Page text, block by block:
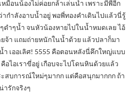
มือนน้องไม่ค่อยกล้าเล่นน้ำ เพราะมีพี่อีก
กำลังอาบน้ำอยู่ พอพี่ทองคำเดินไปแล้วนี่รู้
ดำๆน้ำ จนหัวน้องหายไปในน้ำหมดเลย ไอ้
ยจ้า แถมถ่ายหนักในน้ำด้วย แล้วปลาก็มา
ำ เออเลิศ! 5555 คือตอนหลังนี่คึกใหญ่แบบ
อไอเราขี่อยู่ เกือบจะไปโดนหินด้วยแล้ว
ะสบการณ์ใหม่ๆมากก แต่คือสนุกมากกก ถ้า
ารักจริงๆ